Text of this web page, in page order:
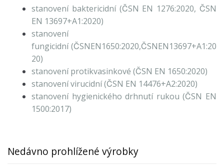
stanovení baktericidní (ČSN EN 1276:2020, ČSN
EN 13697+A1:2020)
stanovení
fungicidní (ČSNEN1650:2020,ČSNEN13697+A1:20
20)
stanovení protikvasinkové (ČSN EN 1650:2020)
stanovení virucidní (ČSN EN 14476+A2:2020)
stanovení hygienického drhnutí rukou (ČSN EN
1500:2017)
Nedávno prohlížené výrobky